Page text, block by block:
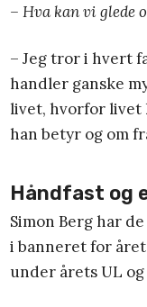
– Hva kan vi glede
– Jeg tror i hvert
handler ganske
livet, hvorfor livet
han betyr og om
Håndfast og
Simon Berg har
i banneret for
under årets UL